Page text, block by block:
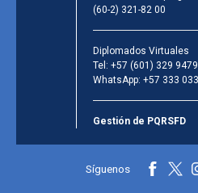
(60-2) 321-82 00
Diplomados Virtuales
Tel: +57 (601) 329 9479
WhatsApp: +57 333
Gestión de PQRSFD
Síguenos